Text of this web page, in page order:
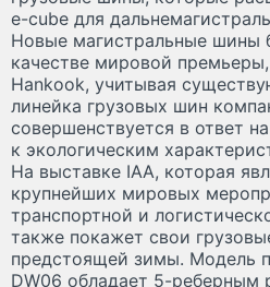
e-cube для
Новые магистральные шины
качестве мировой
Hankook, учитывая
линейка грузовых шин
совершенствуется в ответ
к экологическим
На выставке IAA, которая
крупнейших мировых
транспортной и
также покажет свои
предстоящей зимы. Модель
DW06 обладает 5-реберным